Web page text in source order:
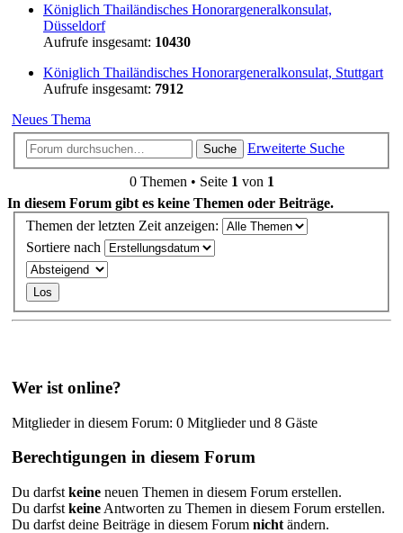
Königlich Thailändisches Honorargeneralkonsulat,
Düsseldorf
Aufrufe insgesamt: 10430
Königlich Thailändisches Honorargeneralkonsulat, Stuttgart
Aufrufe insgesamt: 7912
Neues Thema
Suche Erweiterte Suche
0 Themen • Seite 1 von 1
In diesem Forum gibt es keine Themen oder Beiträge.
Themen der letzten Zeit anzeigen:
Sortiere nach
Wer ist online?
Mitglieder in diesem Forum: 0 Mitglieder und 8 Gäste
Berechtigungen in diesem Forum
Du darfst keine neuen Themen in diesem Forum erstellen.
Du darfst keine Antworten zu Themen in diesem Forum erstellen.
Du darfst deine Beiträge in diesem Forum nicht ändern.